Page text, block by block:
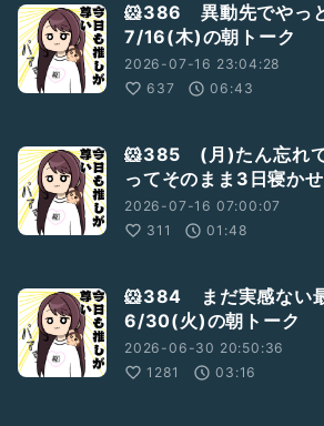
🐹386 異動先でやっ
7/16(木)の朝トーク
2026-07-16 23:04:28
637
06:43
🐹385 (月)たん忘れ
ってそのまま3日寝か
2026-07-16 07:00:07
311
01:48
🐹384 まだ実感ない
6/30(火)の朝トーク
2026-06-30 20:50:36
1281
03:16